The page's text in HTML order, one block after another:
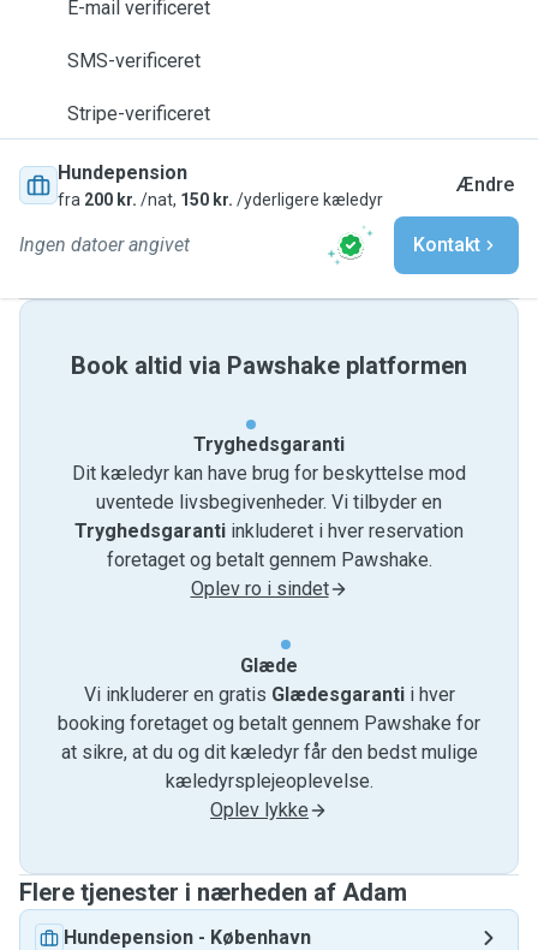
E-mail verificeret
SMS-verificeret
Stripe-verificeret
Hundepension
fra 200 kr. /nat, 150 kr. /yderligere kæledyr
Ændre
Ingen datoer angivet Kontakt
Book altid via Pawshake platformen
Tryghedsgaranti
Dit kæledyr kan have brug for beskyttelse mod
uventede livsbegivenheder. Vi tilbyder en
Tryghedsgaranti inkluderet i hver reservation
foretaget og betalt gennem Pawshake.
Oplev ro i sindet
Glæde
Vi inkluderer en gratis Glædesgarantii hver
booking foretaget og betalt gennem Pawshake for
at sikre, at du og dit kæledyr får den bedst mulige
kæledyrsplejeoplevelse.
Oplev lykke
Flere tjenester i nærheden af ​​Adam
Hundepension - København